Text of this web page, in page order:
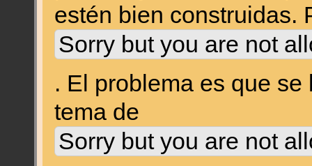
estén bien construidas.
Sorry but you are not
. El problema es que
tema de
Sorry but you are not